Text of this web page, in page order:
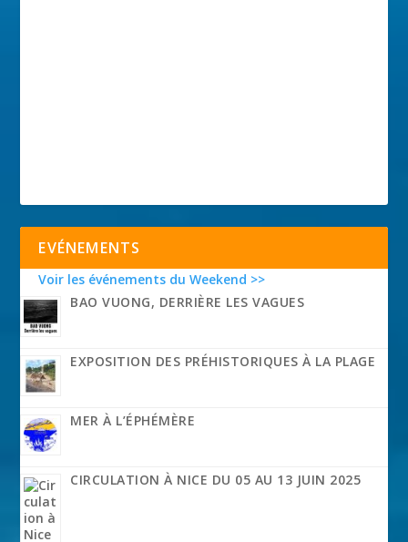
EVÉNEMENTS
Voir les événements du Weekend >>
BAO VUONG, DERRIÈRE LES VAGUES
EXPOSITION DES PRÉHISTORIQUES À LA PLAGE
MER À L’ÉPHÉMÈRE
CIRCULATION À NICE DU 05 AU 13 JUIN 2025